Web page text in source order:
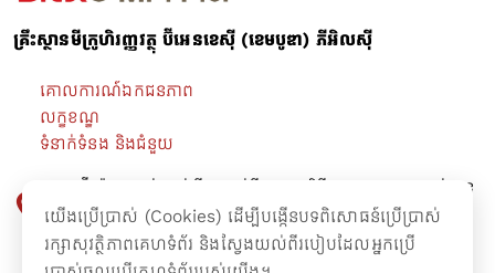
គ្រឹះស្ថានមីក្រូហិរញ្ញវត្ថុ ប៊ីអេនខេស៊ី (ខេមបូឌា) ភីអិលស៊ី
គោលការណ៍ឯកជនភាព
លក្ខខណ្ឌ
ទំនាក់ទំនង និងជំនួយ
អគារ ប៊ី-រ៉ាយ ជាន់ផ្ទាល់ដី -​ ជាន់ទី៤ មហាវិថីព្រះនរោត្តម សង្កាត់ទន្លេ
បាសាក់ ខណ្ឌចំការមន រាជធានីភ្នំពេញ។
យើងប្រើប្រាស់ (Cookies) ដើម្បីបង្កើនបទពិសោធន៍ប្រើប្រាស់
រក្សាសុវត្ថិភាពគេហទំព័រ និងស្វែងយល់ពីរបៀបដែលអ្នកប្រើ